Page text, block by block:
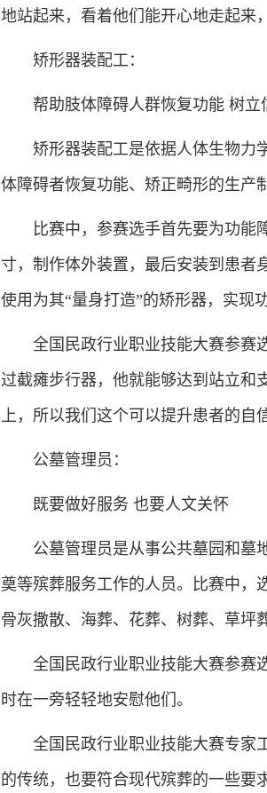
地站起来，看着他们能开心地走起来
矫形器装配工：
帮助肢体障碍人群恢复功能 树立
矫形器装配工是依据人体生物力
体障碍者恢复功能、矫正畸形的生产
比赛中，参赛选手首先要为功能
寸，制作体外装置，最后安装到患者
使用为其“量身打造”的矫形器，实现
全国民政行业职业技能大赛参赛
过截瘫步行器，他就能够达到站立和
上，所以我们这个可以提升患者的自
公墓管理员：
既要做好服务 也要人文关怀
公墓管理员是从事公共墓园和墓
奠等殡葬服务工作的人员。比赛中，
骨灰撒散、海葬、花葬、树葬、草坪
全国民政行业职业技能大赛参赛
时在一旁轻轻地安慰他们。
全国民政行业职业技能大赛专家
的传统，也要符合现代殡葬的一些要